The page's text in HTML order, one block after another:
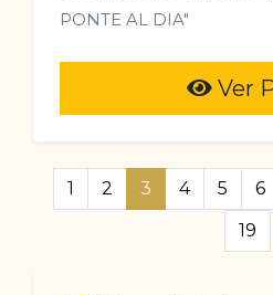
PONTE AL DIA"
Ver
1 2 3 4 5 6
19